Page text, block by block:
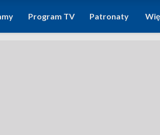
Program TV Patronaty